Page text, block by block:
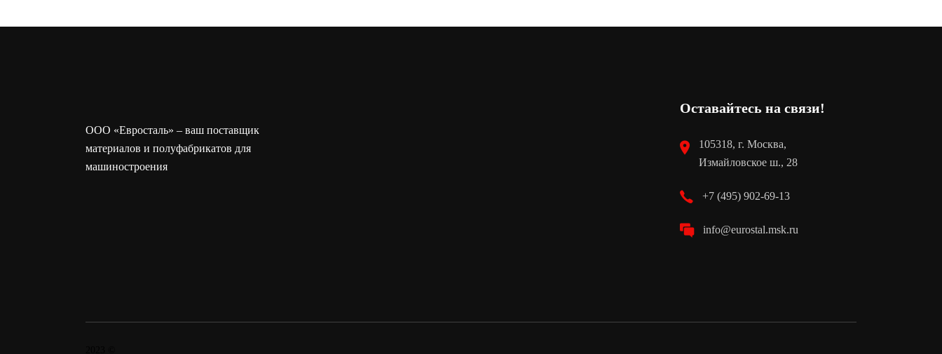
ООО «Евросталь» – ваш поставщик
материалов и полуфабрикатов для
машиностроения
Оставайтесь на связи!
105318, г. Москва,
Измайловское ш., 28
+7 (495) 902-69-13
info@eurostal.msk.ru